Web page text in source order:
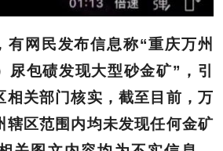
有网民发布信息称“重庆万州
尿包碛发现大型砂金矿”，引
相关部门核实，截至目前，万
辖区范围内均未发现任何金矿